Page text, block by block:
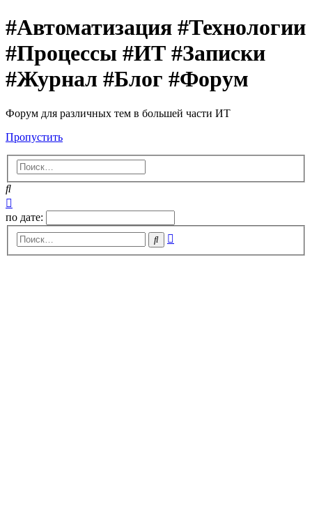
#Автоматизация #Технологии
#Процессы #ИТ #Записки
#Журнал #Блог #Форум
Форум для различных тем в большей части ИТ
Пропустить
Поиск
поиск
по дате:
Поиск